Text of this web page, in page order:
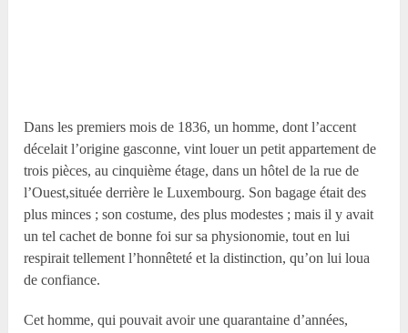
Dans les premiers mois de 1836, un homme, dont l’accent
décelait l’origine gasconne, vint louer un petit appartement de
trois pièces, au cinquième étage, dans un hôtel de la rue de
l’Ouest,située derrière le Luxembourg. Son bagage était des
plus minces ; son costume, des plus modestes ; mais il y avait
un tel cachet de bonne foi sur sa physionomie, tout en lui
respirait tellement l’honnêteté et la distinction, qu’on lui loua
de confiance.
Cet homme, qui pouvait avoir une quarantaine d’années,